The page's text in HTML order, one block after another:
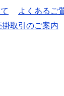
よくあるご
掛取引のご案内